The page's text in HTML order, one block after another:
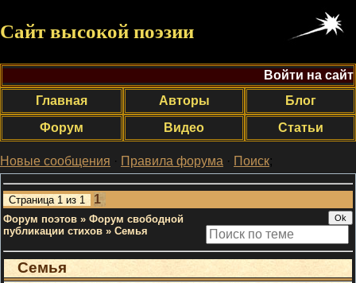
Сайт высокой поэзии
Войти на сайт
Главная
Авторы
Блог
Форум
Видео Статьи
Новые сообщения · Правила форума · Поиск;
Страница 1 из 1 1
Форум поэтов » Форум свободной
публикации стихов » Семья
Семья